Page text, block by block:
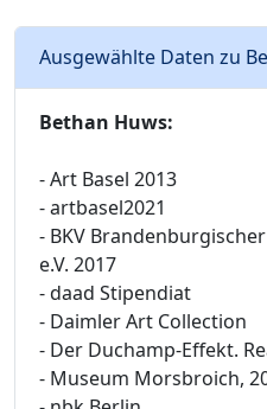
Ausgewählte Daten zu
Bethan Huws:
- Art Basel 2013
- artbasel2021
- BKV
e.V. 2017
- daad Stipendiat
- Daimler Art Collection
- Der Duchamp-Effekt.
- Museum Morsbroich,